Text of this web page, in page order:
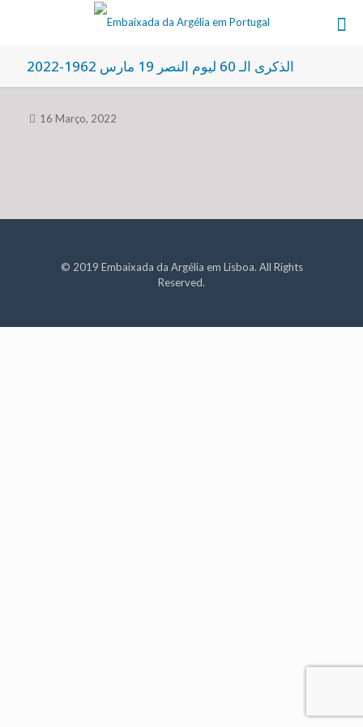
الذكرى الـ 60 ليوم النصر 19 مارس 1962-2022
16 Março, 2022
© 2019 Embaixada da Argélia em Lisboa. All Rights
Reserved.